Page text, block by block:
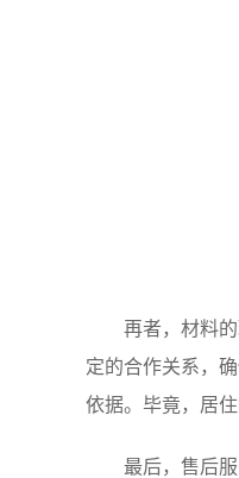
再者，材料
定的合作关系，
依据。毕竟，居
最后，售后